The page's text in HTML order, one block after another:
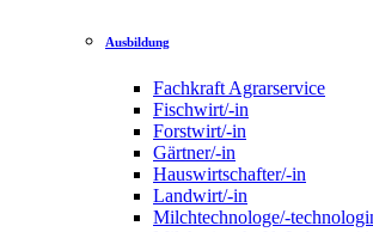
Ausbildung
Fachkraft Agrarservice
Fischwirt/-in
Forstwirt/-in
Gärtner/-in
Hauswirtschafter/-in
Landwirt/-in
Milchtechnologe/-